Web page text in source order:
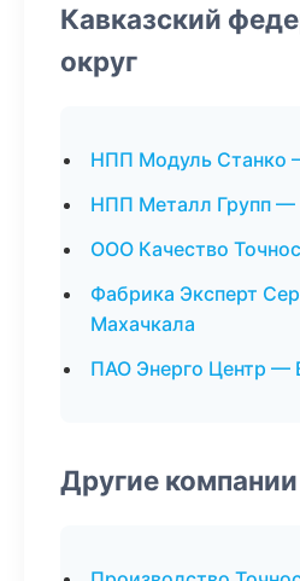
Кавказский
округ
НПП Модуль Станко
НПП Металл Групп —
ООО Качество
Фабрика Эксперт
Махачкала
ПАО Энерго Центр —
Другие компании